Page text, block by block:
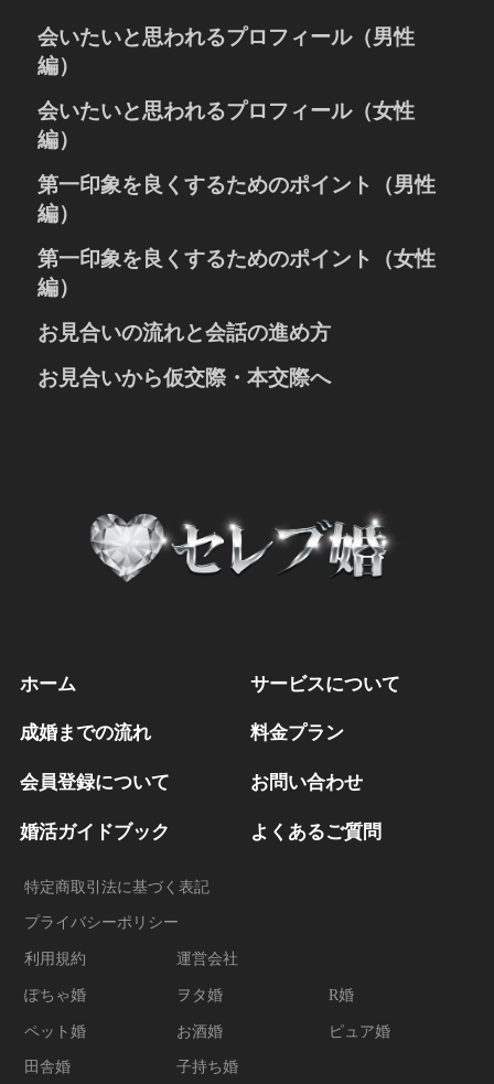
会いたいと思われるプロフィール（男性
編）
婚活におけるプロフィールとは
人の心を捉える笑顔の写真
お写真のポイント
趣味や休日の過ごし方
お相手への希望
会いたいと思われるプロフィール（女性
編）
婚活におけるプロフィールとは
人の心を捉える笑顔の写真
お写真のポイント
趣味や休日の過ごし方
お相手への希望
第一印象を良くするためのポイント（男性
編）
「清潔感」と「誠実さ」が大切
お見合いでの表情と声のポイント
服装、髪型、爪、髭のポイント
第一印象を良くするためのポイント（女性
編）
表情、声、姿勢のポイント
服装のポイント
お見合いの流れと会話の進め方
お見合い成立後の準備
お見合いから仮交際・本交際へ
ホーム サービスについて
成婚までの流れ 料金プラン
会員登録について お問い合わせ
婚活ガイドブック よくあるご質問
特定商取引法に基づく表記
プライバシーポリシー
利用規約 運営会社
ぽちゃ婚 ヲタ婚 R婚
ペット婚 お酒婚 ピュア婚
田舎婚 子持ち婚